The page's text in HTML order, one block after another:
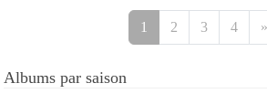
1 2 3 4 »
Albums par saison